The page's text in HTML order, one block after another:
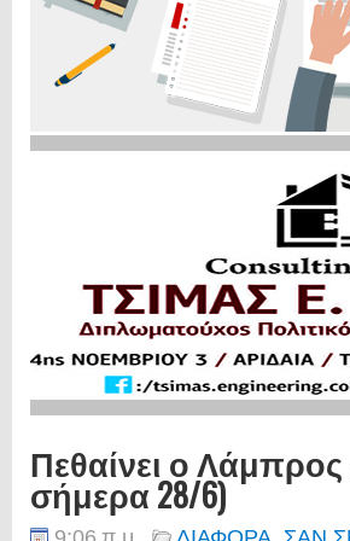
Πεθαίνει ο
σήμερα 28/6)